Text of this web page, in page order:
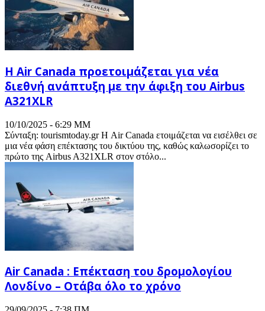
Η Air Canada προετοιμάζεται για νέα
διεθνή ανάπτυξη με την άφιξη του Airbus
A321XLR
10/10/2025 - 6:29 ΜΜ
Σύνταξη: tourismtoday.gr Η Air Canada ετοιμάζεται να εισέλθει σε
μια νέα φάση επέκτασης του δικτύου της, καθώς καλωσορίζει το
πρώτο της Airbus A321XLR στον στόλο...
Air Canada : Επέκταση του δρομολογίου
Λονδίνο – Οτάβα όλο το χρόνο